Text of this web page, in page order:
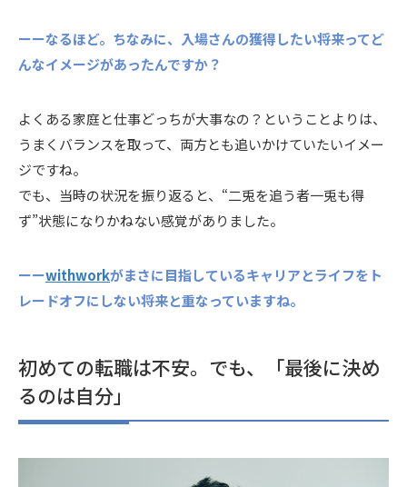
ーーなるほど。ちなみに、入場さんの獲得したい将来ってど
んなイメージがあったんですか？
よくある家庭と仕事どっちが大事なの？ということよりは、
うまくバランスを取って、両方とも追いかけていたいイメー
ジですね。
でも、当時の状況を振り返ると、“二兎を追う者一兎も得
ず”状態になりかねない感覚がありました。
ーーwithworkがまさに目指しているキャリアとライフをト
レードオフにしない将来と重なっていますね。
初めての転職は不安。でも、「最後に決め
るのは自分」